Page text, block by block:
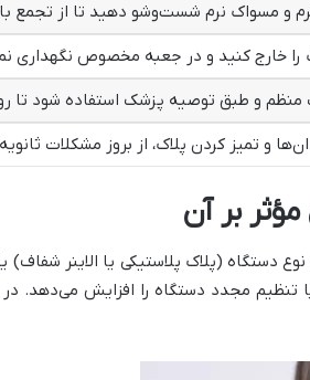
و مسواک نرم شست‌وشو دهید تا از تجمع
را خارج کنید و در جعبه مخصوص نگهداری
و طبق توصیه پزشک استفاده شود تا
و تمیز کردن پلاک، از بروز مشکلات
بر آن
دستگاه (پلاک پلاستیکی یا الاینر
یا تنظیم مجدد دستگاه را افزایش